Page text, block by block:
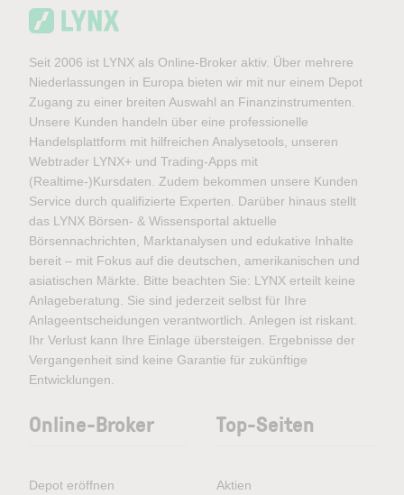
Seit 2006 ist LYNX als Online-Broker aktiv. Über mehrere
Niederlassungen in Europa bieten wir mit nur einem Depot
Zugang zu einer breiten Auswahl an Finanzinstrumenten.
Unsere Kunden handeln über eine professionelle
Handelsplattform mit hilfreichen Analysetools, unseren
Webtrader LYNX+ und Trading-Apps mit
(Realtime-)Kursdaten. Zudem bekommen unsere Kunden
Service durch qualifizierte Experten. Darüber hinaus stellt
das LYNX Börsen- & Wissensportal aktuelle
Börsennachrichten, Marktanalysen und edukative Inhalte
bereit – mit Fokus auf die deutschen, amerikanischen und
asiatischen Märkte. Bitte beachten Sie: LYNX erteilt keine
Anlageberatung. Sie sind jederzeit selbst für Ihre
Anlageentscheidungen verantwortlich. Anlegen ist riskant.
Ihr Verlust kann Ihre Einlage übersteigen. Ergebnisse der
Vergangenheit sind keine Garantie für zukünftige
Entwicklungen.
Online-Broker
Depot eröffnen
Top-Seiten
Aktien